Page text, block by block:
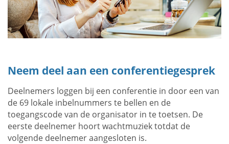
Neem deel aan een conferentiegesprek
Deelnemers loggen bij een conferentie in door een van
de 69 lokale inbelnummers te bellen en de
toegangscode van de organisator in te toetsen. De
eerste deelnemer hoort wachtmuziek totdat de
volgende deelnemer aangesloten is.